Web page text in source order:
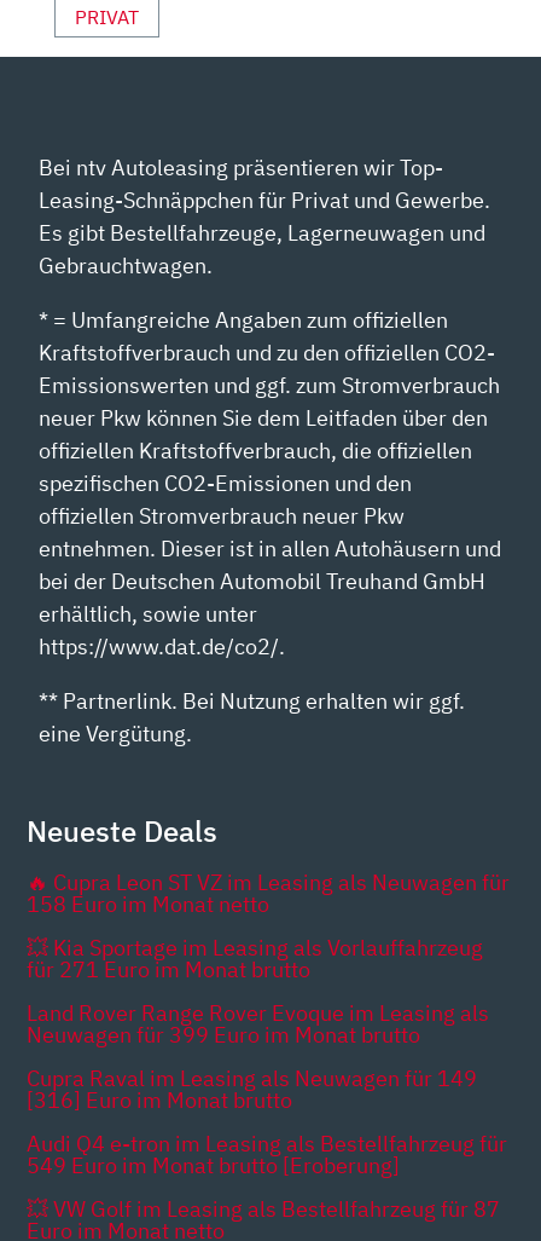
PRIVAT
Bei ntv Autoleasing präsentieren wir Top-
Leasing-Schnäppchen für Privat und Gewerbe.
Es gibt Bestellfahrzeuge, Lagerneuwagen und
Gebrauchtwagen.
* = Umfangreiche Angaben zum offiziellen
Kraftstoffverbrauch und zu den offiziellen CO2-
Emissionswerten und ggf. zum Stromverbrauch
neuer Pkw können Sie dem Leitfaden über den
offiziellen Kraftstoffverbrauch, die offiziellen
spezifischen CO2-Emissionen und den
offiziellen Stromverbrauch neuer Pkw
entnehmen. Dieser ist in allen Autohäusern und
bei der Deutschen Automobil Treuhand GmbH
erhältlich, sowie unter
https://www.dat.de/co2/.
** Partnerlink. Bei Nutzung erhalten wir ggf.
eine Vergütung.
Neueste Deals
🔥 Cupra Leon ST VZ im Leasing als Neuwagen für
158 Euro im Monat netto
💥 Kia Sportage im Leasing als Vorlauffahrzeug
für 271 Euro im Monat brutto
Land Rover Range Rover Evoque im Leasing als
Neuwagen für 399 Euro im Monat brutto
Cupra Raval im Leasing als Neuwagen für 149
[316] Euro im Monat brutto
Audi Q4 e-tron im Leasing als Bestellfahrzeug für
549 Euro im Monat brutto [Eroberung]
💥 VW Golf im Leasing als Bestellfahrzeug für 87
Euro im Monat netto